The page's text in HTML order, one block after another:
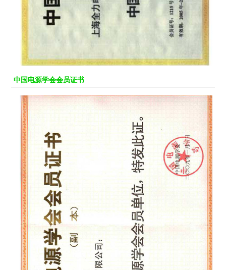
中国电源学会会员证书